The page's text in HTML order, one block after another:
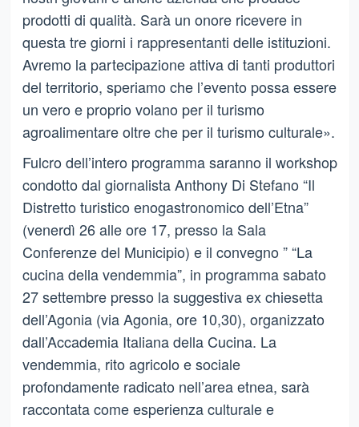
prodotti di qualità. Sarà un onore ricevere in
questa tre giorni i rappresentanti delle istituzioni.
Avremo la partecipazione attiva di tanti produttori
del territorio, speriamo che l’evento possa essere
un vero e proprio volano per il turismo
agroalimentare oltre che per il turismo culturale».
Fulcro dell’intero programma saranno il workshop
condotto dal giornalista Anthony Di Stefano “Il
Distretto turistico enogastronomico dell’Etna”
(venerdì 26 alle ore 17, presso la Sala
Conferenze del Municipio) e il convegno ” “La
cucina della vendemmia”, in programma sabato
27 settembre presso la suggestiva ex chiesetta
dell’Agonia (via Agonia, ore 10,30), organizzato
dall’Accademia Italiana della Cucina. La
vendemmia, rito agricolo e sociale
profondamente radicato nell’area etnea, sarà
raccontata come esperienza culturale e